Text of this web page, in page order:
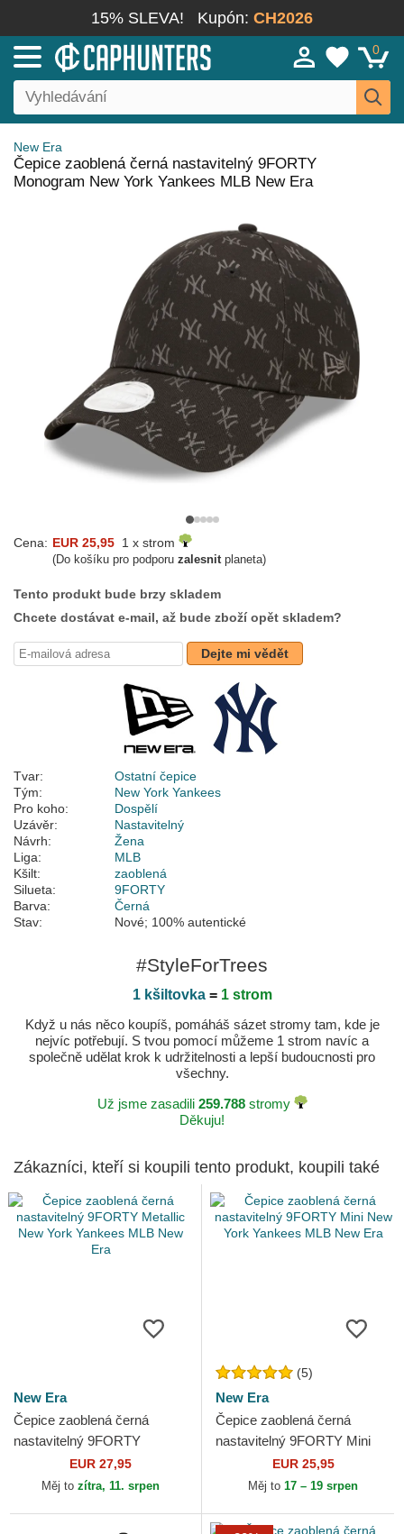
15% SLEVA! Kupón: CH2026
0
New Era
Čepice zaoblená černá nastavitelný 9FORTY
Monogram New York Yankees MLB New Era
Cena: EUR 25,95 1 x strom
(Do košíku pro podporu zalesnitplaneta)
Tento produkt bude brzy skladem
Chcete dostávat e-mail, až bude zboží opět skladem?
Dejte mi vědět
Tvar:
Ostatní čepice
Tým:
New York Yankees
Pro koho:
Dospělí
Uzávěr:
Nastavitelný
Návrh:
Žena
Liga:
MLB
Kšilt:
zaoblená
Silueta:
9FORTY
Barva:
Černá
Stav:
Nové; 100% autentické
#StyleForTrees
1 kšiltovka= 1 strom
Když u nás něco koupíš, pomáháš sázet stromy tam, kde je
nejvíc potřebují. S tvou pomocí můžeme 1 strom navíc a
společně udělat krok k udržitelnosti a lepší budoucnosti pro
všechny.
Už jsme zasadili 259.788stromy
Děkuju!
Zákazníci, kteří si koupili tento produkt, koupili také
New Era
Čepice zaoblená černá
nastavitelný 9FORTY
Metallic New York Yankees
MLB New Era
EUR 27,95
Měj to zítra, 11. srpen
(5)
New Era
Čepice zaoblená černá
nastavitelný 9FORTY Mini
New York Yankees MLB New
EUR 25,95
Měj to 17 – 19 srpen